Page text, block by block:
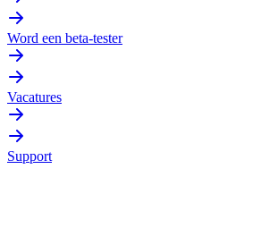
Word een beta-tester
Vacatures
Support